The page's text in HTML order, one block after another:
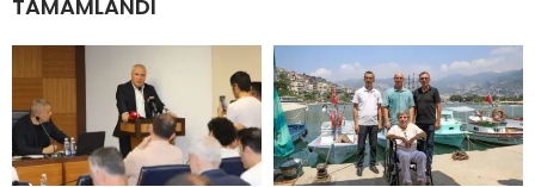
TALSI LETONYA
İLGİNİZİÇEKEBİLİR